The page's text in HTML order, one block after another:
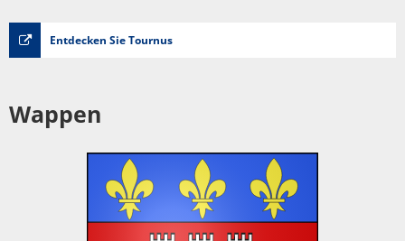
Entdecken Sie Tournus
Wappen